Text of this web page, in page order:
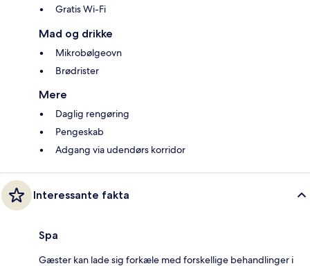
Gratis Wi-Fi
Mad og drikke
Mikrobølgeovn
Brødrister
Mere
Daglig rengøring
Pengeskab
Adgang via udendørs korridor
Interessante fakta
Spa
Gæster kan lade sig forkæle med forskellige behandlinger i